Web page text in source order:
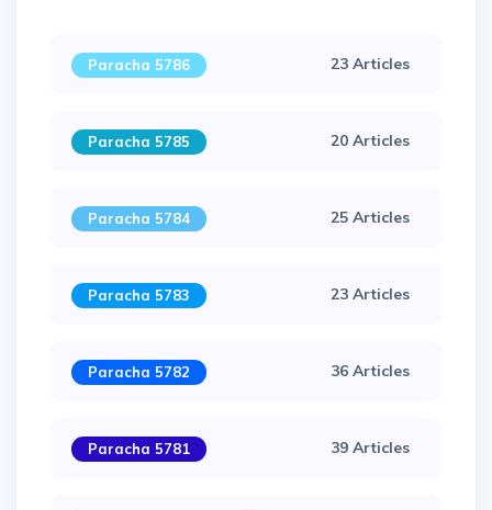
Paracha 5786 23 Articles
Paracha 5785 20 Articles
Paracha 5784 25 Articles
Paracha 5783 23 Articles
Paracha 5782 36 Articles
Paracha 5781 39 Articles